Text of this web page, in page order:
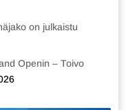
on julkaistu
Openin – Toivo